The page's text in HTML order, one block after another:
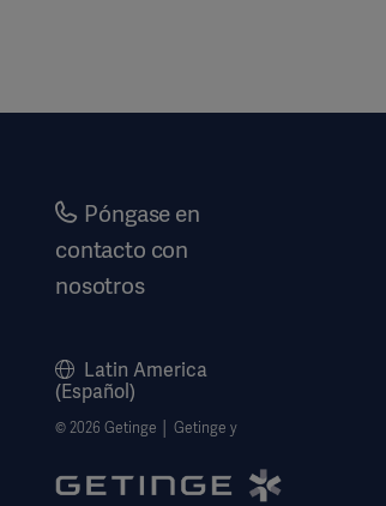
Póngase en
contacto con
nosotros
Latin America
(Español)
© 2026 Getinge │ Getinge y